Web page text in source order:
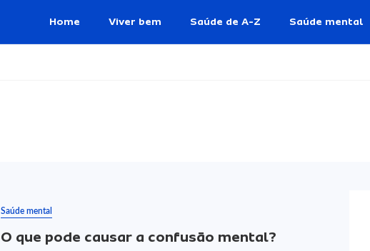
Home Viver bem Saúde de A-Z Saúde mental
Saúde mental
O que pode causar a confusão mental?